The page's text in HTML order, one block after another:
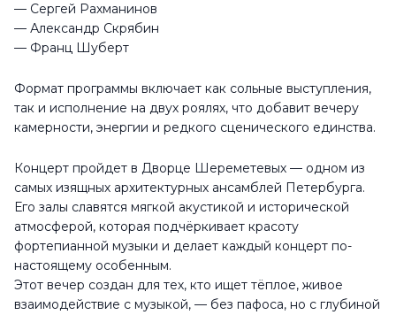
— Сергей Рахманинов
— Александр Скрябин
— Франц Шуберт
Формат программы включает как сольные выступления,
так и исполнение на двух роялях, что добавит вечеру
камерности, энергии и редкого сценического единства.
Концерт пройдет в Дворце Шереметевых — одном из
самых изящных архитектурных ансамблей Петербурга.
Его залы славятся мягкой акустикой и исторической
атмосферой, которая подчёркивает красоту
фортепианной музыки и делает каждый концерт по-
настоящему особенным.
Этот вечер создан для тех, кто ищет тёплое, живое
взаимодействие с музыкой, — без пафоса, но с глубиной